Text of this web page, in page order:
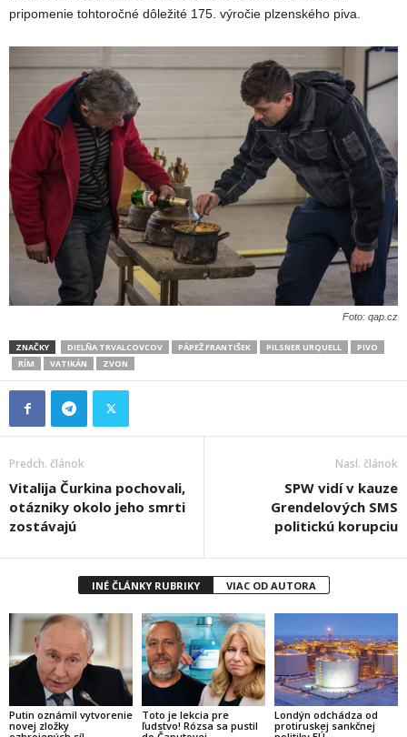
pripomenie tohtoročné dôležité 175. výročie plzenského piva.
Foto: qap.cz
ZNAČKY DIELŇA TRVALCOVCOV PÁPEŽ FRANTIŠEK PILSNER URQUELL
PIVO
RÍM
VATIKÁN ZVON
Predch. článok
Vitalija Čurkina pochovali,
otázniky okolo jeho smrti
zostávajú
Nasl. článok
SPW vidí v kauze
Grendelových SMS
politickú korupciu
INÉ ČLÁNKY RUBRIKY VIAC OD AUTORA
Putin oznámil vytvorenie
novej zložky
Toto je lekcia pre
ľudstvo! Rózsa sa pustil
Londýn odchádza od
protiruskej sankčnej